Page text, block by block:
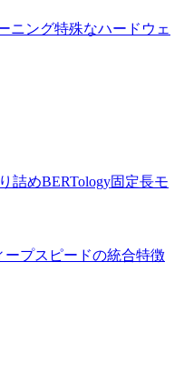
ニング特殊なハードウェ
詰めBERTology固定長モ
ープスピードの統合特徴